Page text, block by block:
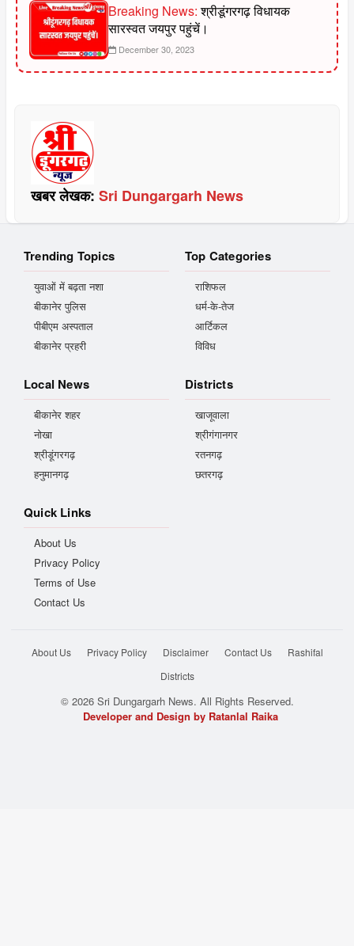
Breaking News:श्रीडूंगरगढ़ विधायक
सारस्वत जयपुर पहुंचें।
December 30, 2023
खबर लेखक: Sri Dungargarh News
Trending Topics
युवाओं में बढ़ता नशा
बीकानेर पुलिस
पीबीएम अस्पताल
बीकानेर प्रहरी
Top Categories
राशिफल
धर्म-के-तेज
आर्टिकल
विविध
Local News
बीकानेर शहर
नोखा
श्रीडूंगरगढ़
हनुमानगढ़
Districts
खाजूवाला
श्रीगंगानगर
रतनगढ़
छतरगढ़
Quick Links
About Us
Privacy Policy
Terms of Use
Contact Us
About Us Privacy Policy Disclaimer Contact Us
Rashifal
Districts
© 2026 Sri Dungargarh News. All Rights Reserved.
Developer and Design by Ratanlal Raika